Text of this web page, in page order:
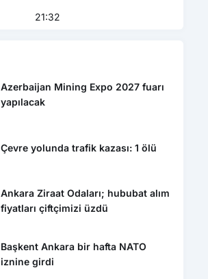
21:32
Azerbaijan Mining Expo 2027 fuarı
yapılacak
Çevre yolunda trafik kazası: 1 ölü
Ankara Ziraat Odaları; hububat alım
fiyatları çiftçimizi üzdü
Başkent Ankara bir hafta NATO
iznine girdi